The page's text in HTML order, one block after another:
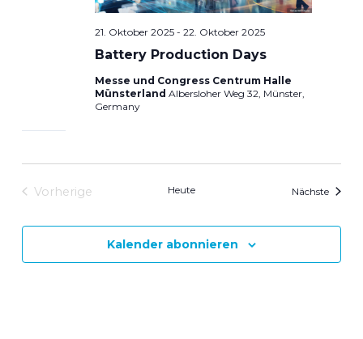
Battery Production Days
21. Oktober 2025- 22. Oktober 2025
Messe und Congress Centrum Halle
Münsterland Albersloher Weg 32, Münster,
Germany
Vorherige
Heute Nächste
Kalender abonnieren